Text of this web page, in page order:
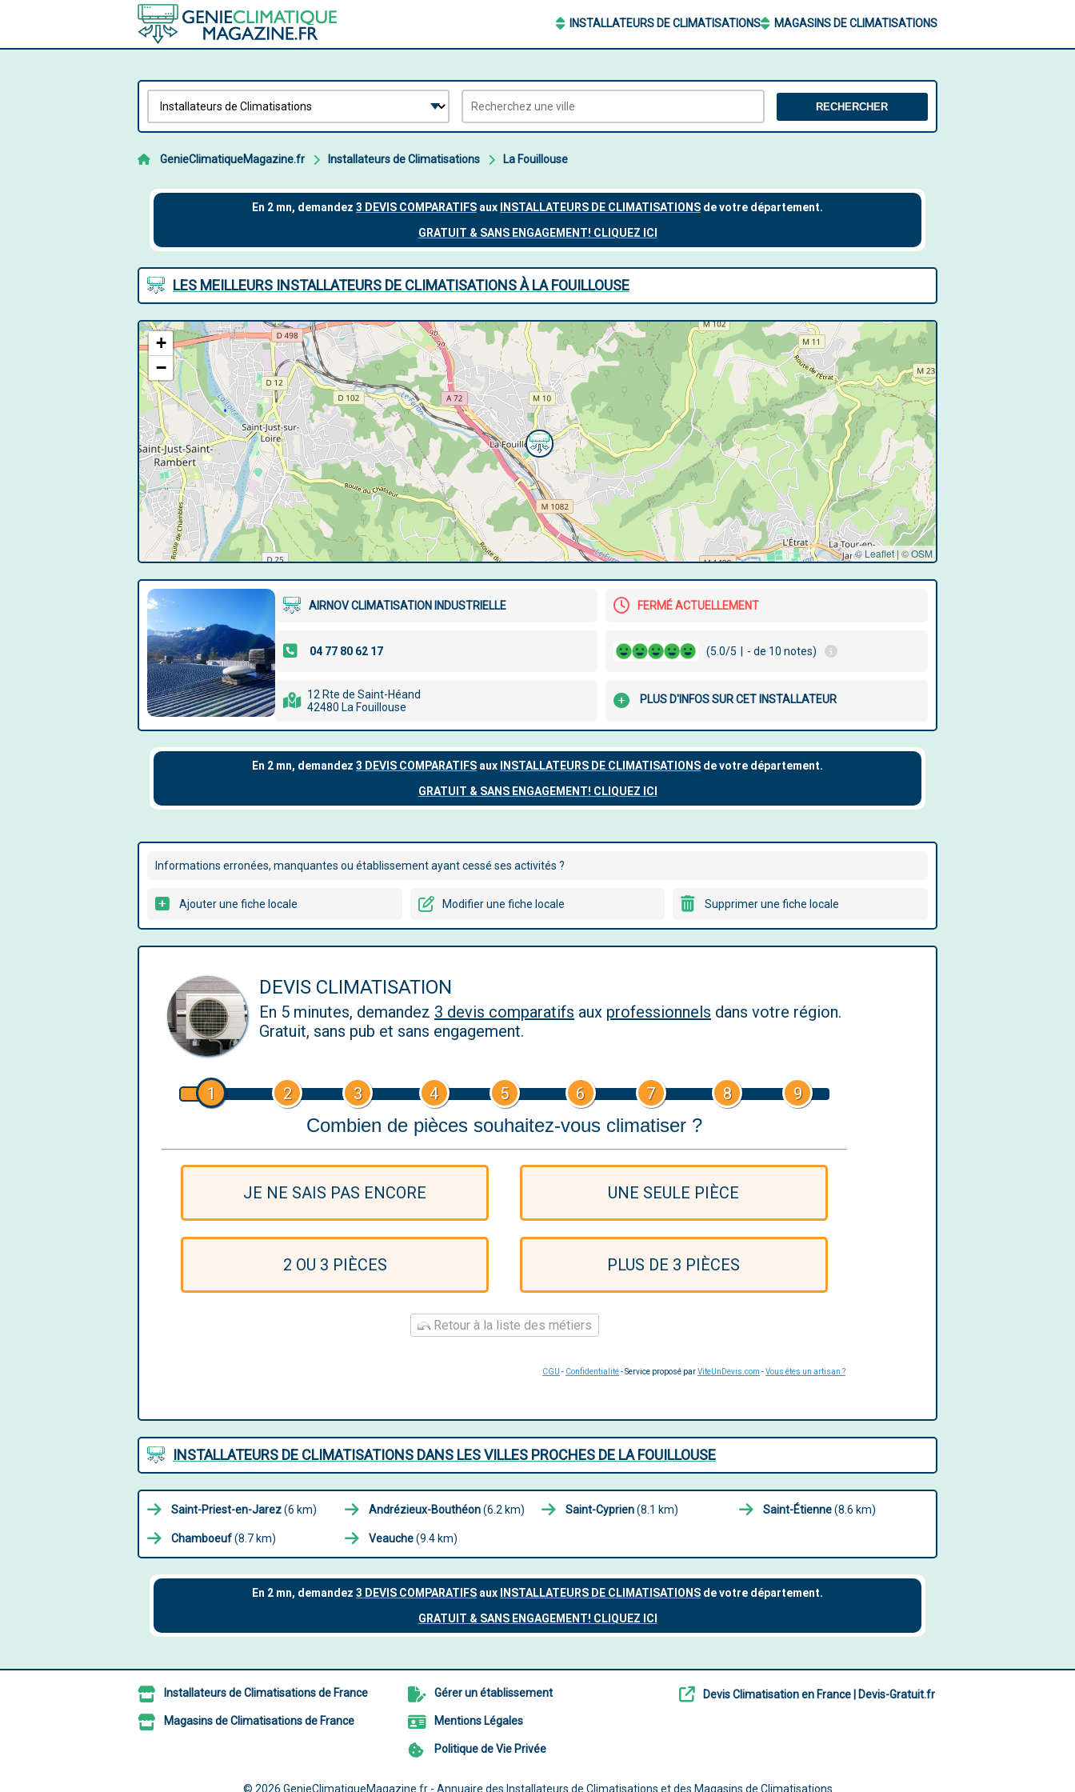
INSTALLATEURS DE CLIMATISATIONS MAGASINS DE CLIMATISATIONS
RECHERCHER
GenieClimatiqueMagazine.fr Installateurs de Climatisations La Fouillouse
LES MEILLEURS INSTALLATEURS DE CLIMATISATIONS À LA FOUILLOUSE
+
−
© Leaflet | ©OSM
AIRNOV CLIMATISATION INDUSTRIELLE FERMÉ ACTUELLEMENT
(5.0/5 - de 10 notes)
12 Rte de Saint-Héand
42480 La Fouillouse
PLUS D'INFOS SUR CET INSTALLATEUR
Informations erronées, manquantes ou établissement ayant cessé ses activités ?
Ajouter une fiche locale Modifier une fiche locale Supprimer une fiche locale
DEVIS CLIMATISATION
En 5 minutes, demandez 3 devis comparatifs aux professionnels dans votre région.
Gratuit, sans pub et sans engagement.
1 2 3 4 5 6 7 8 9
Combien de pièces souhaitez-vous climatiser ?
JE NE SAIS PAS ENCORE UNE SEULE PIÈCE
2 OU 3 PIÈCES PLUS DE 3 PIÈCES
Retour à la liste des métiers
CGU - Confidentialité- Service proposé parViteUnDevis.com -Vous êtes un artisan ?
INSTALLATEURS DE CLIMATISATIONS DANS LES VILLES PROCHES DE LA FOUILLOUSE
Saint-Priest-en-Jarez(6 km) Andrézieux-Bouthéon(6.2 km) Saint-Cyprien(8.1 km) Saint-Étienne(8.6 km)
Chamboeuf(8.7 km) Veauche(9.4 km)
Installateurs de Climatisations de France
Magasins de Climatisations de France
Gérer un établissement
Mentions Légales
Politique de Vie Privée
Devis Climatisation en France | Devis-Gratuit.fr
© 2026 GenieClimatiqueMagazine.fr - Annuaire des Installateurs de Climatisations et des Magasins de Climatisations